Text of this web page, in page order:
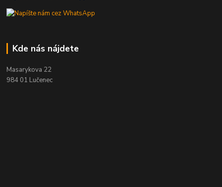
Kde nás nájdete
Masarykova 22
984 01 Lučenec